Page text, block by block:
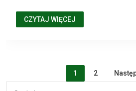
CZYTAJ WIĘCEJ
1 2